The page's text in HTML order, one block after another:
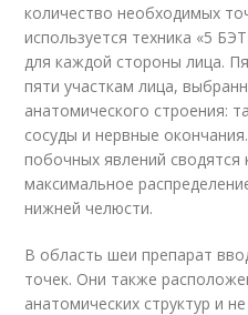
количество необходимых
используется техника «5
для каждой стороны лица.
пяти участкам лица,
анатомического строения:
сосуды и нервные
побочных явлений сводятся
максимальное
нижней челюсти.
В область шеи препарат
точек. Они также
анатомических структур и